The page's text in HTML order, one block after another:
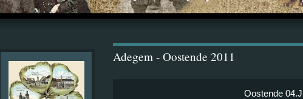
Adegem - Oostende 2011
Oostende